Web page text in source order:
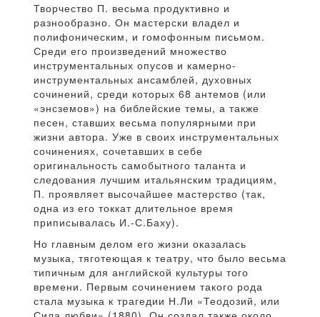
Творчество П. весьма продуктивно и
разнообразно. Он мастерски владел и
полифоническим, и гомофонным письмом.
Среди его произведений множество
инструментальных опусов и камерно-
инструментальных ансамблей, духовных
сочинений, среди которых 68 антемов (или
«энсземов») на библейские темы, а также
песен, ставших весьма популярными при
жизни автора. Уже в своих инструментальных
сочинениях, сочетавших в себе
оригинальность самобытного таланта и
следования лучшим итальянским традициям,
П. проявляет высочайшее мастерство (так,
одна из его токкат длительное время
приписывалась И.-С.Баху).
Но главным делом его жизни оказалась
музыка, тяготеющая к театру, что было весьма
типичным для английской культуры того
времени. Первым сочинением такого рода
стала музыка к трагедии Н.Ли «Теодозий, или